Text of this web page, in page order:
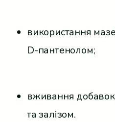
використання
D-пантенолом;
вживання добавок
та залізом.